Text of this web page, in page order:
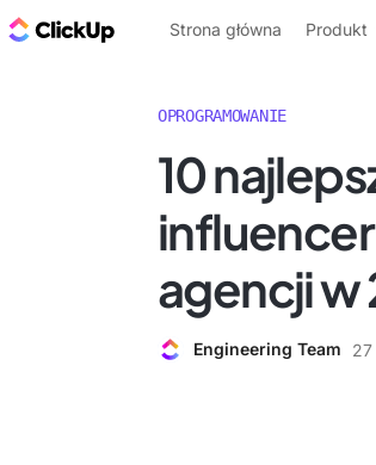
ClickUp Blog
Strona główna Produkt
OPROGRAMOWANIE
10
agencji w
Engineering Team